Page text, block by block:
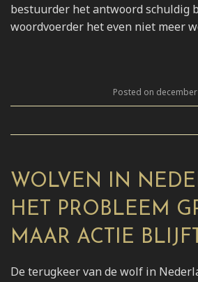
bestuurder het antwoord schuldig
woordvoerder het even niet meer
Posted on
WOLVEN IN
HET PROBLEEM
MAAR ACTIE
De terugkeer van de wolf in